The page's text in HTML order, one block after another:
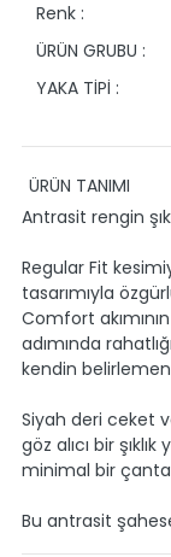
Renk :
ÜRÜN GRUBU :
YAKA TİPİ :
ÜRÜN TANIMI
Antrasit rengin
Regular Fit
tasarımıyla
Comfort
adımında
kendin
Siyah deri ceket
göz alıcı bir
minimal bir
Bu antrasit